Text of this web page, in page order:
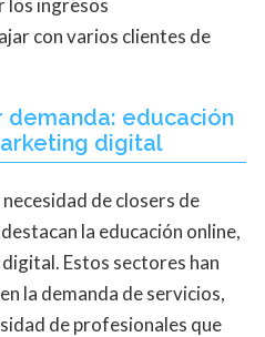
los ingresos
con varios clientes de
educación
digital
de closers de
la educación online,
Estos sectores han
la demanda de servicios,
de profesionales que